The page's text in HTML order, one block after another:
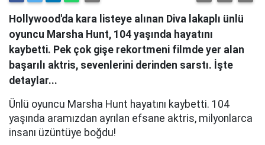
Hollywood'da kara listeye alınan Diva lakaplı ünlü
oyuncu Marsha Hunt, 104 yaşında hayatını
kaybetti. Pek çok gişe rekortmeni filmde yer alan
başarılı aktris, sevenlerini derinden sarstı. İşte
detaylar...
Ünlü oyuncu Marsha Hunt hayatını kaybetti. 104
yaşında aramızdan ayrılan efsane aktris, milyonlarca
insanı üzüntüye boğdu!